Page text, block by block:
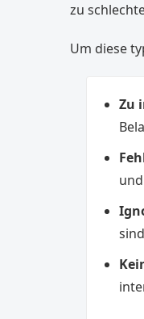
zu
Um diese
Zu